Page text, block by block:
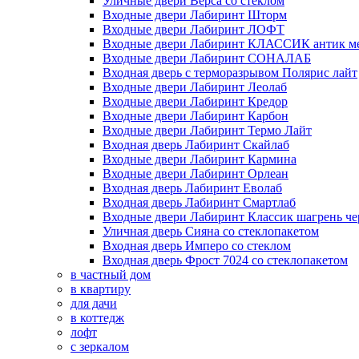
Входные двери Лабиринт Шторм
Входные двери Лабиринт ЛОФТ
Входные двери Лабиринт КЛАССИК антик
Входные двери Лабиринт СОНАЛАБ
Входная дверь с терморазрывом Полярис лайт
Входные двери Лабиринт Леолаб
Входные двери Лабиринт Кредор
Входные двери Лабиринт Карбон
Входные двери Лабиринт Термо Лайт
Входная дверь Лабиринт Скайлаб
Входные двери Лабиринт Кармина
Входные двери Лабиринт Орлеан
Входная дверь Лабиринт Еволаб
Входная дверь Лабиринт Смартлаб
Входные двери Лабиринт Классик шагрень
Уличная дверь Сияна со стеклопакетом
Входная дверь Имперо со стеклом
Входная дверь Фрост 7024 со стеклопакетом
в частный дом
в квартиру
для дачи
в коттедж
лофт
с зеркалом